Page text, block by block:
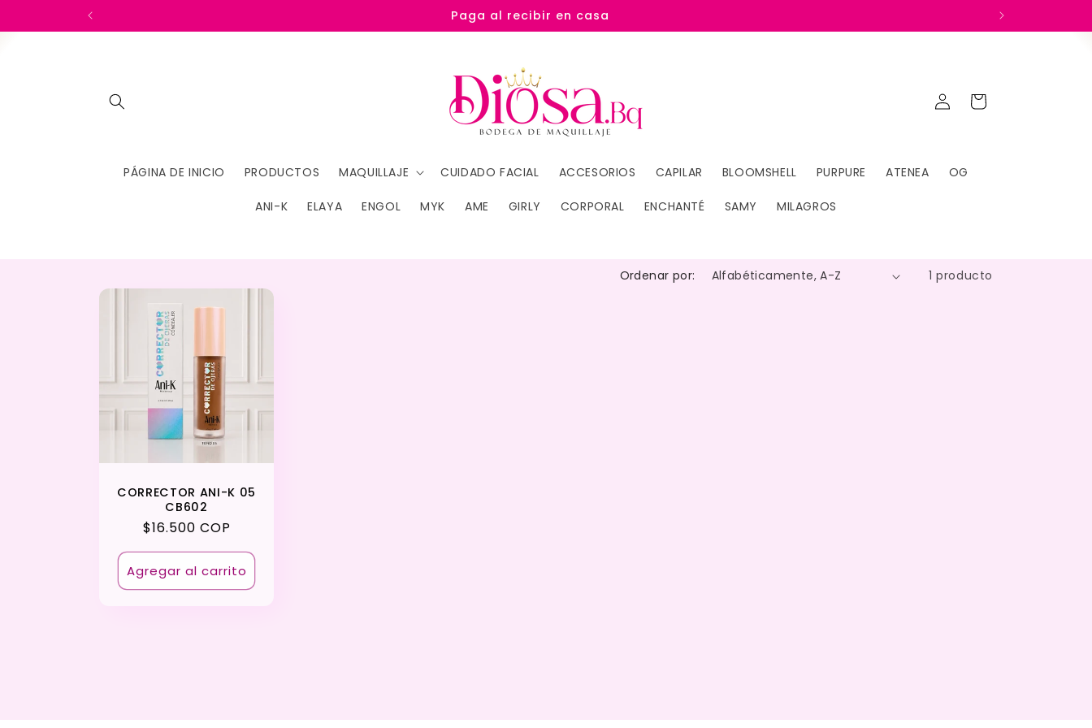
directamente
al contenido
Paga al recibir en casa
PÁGINA DE INICIO PRODUCTOS MAQUILLAJE CUIDADO FACIAL ACCESORIOS CAPILAR BLOOMSHELL PURPURE ATENEA OG
ANI-K ELAYA ENGOL MYK AME GIRLY CORPORAL ENCHANTÉ SAMY MILAGROS
Iniciar
sesión
Carrito
Ordenar por: 1 producto
CORRECTOR ANI-K 05
CB602
Precio
habitual
$16.500 COP
Agregar al carrito